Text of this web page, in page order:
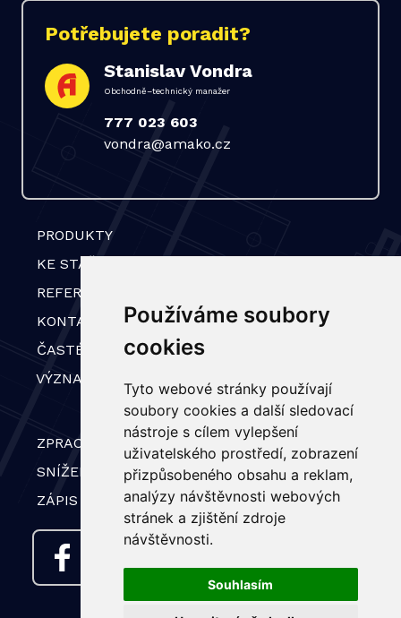
Používáme soubory
cookies
Tyto webové stránky používají
soubory cookies a další sledovací
nástroje s cílem vylepšení
uživatelského prostředí, zobrazení
přizpůsobeného obsahu a reklam,
analýzy návštěvnosti webových
stránek a zjištění zdroje
návštěvnosti.
Souhlasím
Potřebujete poradit?
Stanislav Vondra
Obchodně–technický manažer
777 023 603
vondra@amako.cz
PRODUKTY
KE STAŽENÍ
REFERENCE
KONTAKT
ČASTÉ DOTAZY
VÝZNAMNÍ ZÁKAZNÍCI
ZPRACOVÁNÍ OSOBNÍCH ÚDAJŮ
SNÍŽENÍ ENERGETICKÉ NÁROČNOSTI BUDOVY
ZÁPIS V REGISTRU LEI